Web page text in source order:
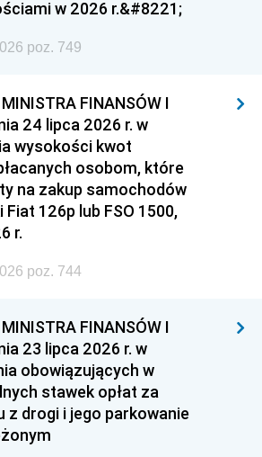
w 2026 r.&#8221;
poz. 749
FINANSÓW I
24 lipca 2026 r. w
wysokości kwot
osobom, które
na zakup samochodów
126p lub FSO 1500,
r.
poz. 744
FINANSÓW I
23 lipca 2026 r. w
obowiązujących w
stawek opłat za
z drogi i jego parkowanie